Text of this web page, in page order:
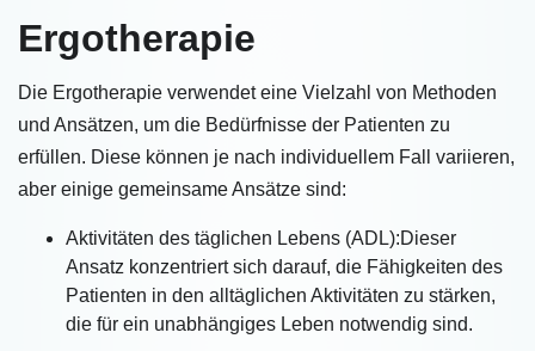
Ergotherapie
Die Ergotherapie verwendet eine Vielzahl von Methoden
und Ansätzen, um die Bedürfnisse der Patienten zu
erfüllen. Diese können je nach individuellem Fall variieren,
aber einige gemeinsame Ansätze sind:
Aktivitäten des täglichen Lebens (ADL):Dieser
Ansatz konzentriert sich darauf, die Fähigkeiten des
Patienten in den alltäglichen Aktivitäten zu stärken,
die für ein unabhängiges Leben notwendig sind.